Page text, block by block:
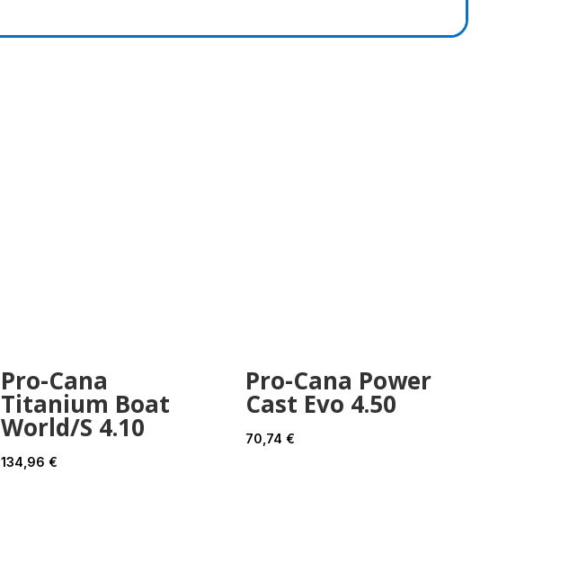
Pro-Cana
Titanium Boat
World/S 4.10
134,96 €
Pro-Cana Power
Cast Evo 4.50
70,74 €